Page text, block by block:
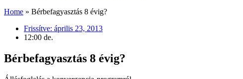
Home » Bérbefagyasztás 8 évig?
Frissítve: április 23, 2013
12:00 de.
Bérbefagyasztás 8 évig?